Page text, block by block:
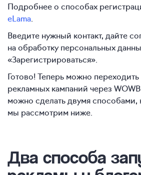
Подробнее о способах
eLama
Введите нужный контакт, дайте
на обработку персональных
«Зарегистрироваться».
Готово! Теперь можно переходить
рекламных кампаний через
можно сделать двумя способами,
мы рассмотрим ниже.
Два способа